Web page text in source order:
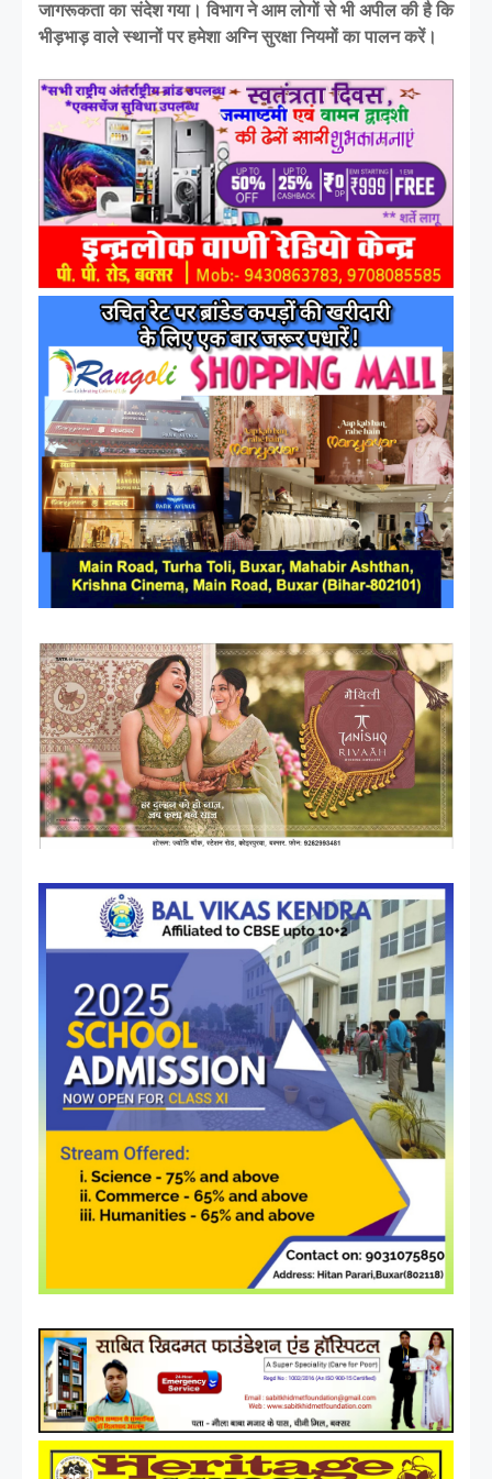
जागरूकता का संदेश गया। विभाग ने आम लोगों से भी अपील की है कि
भीड़भाड़ वाले स्थानों पर हमेशा अग्नि सुरक्षा नियमों का पालन करें।